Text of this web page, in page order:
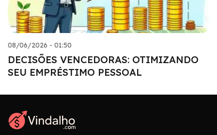
08/06/2026 - 01:50
DECISÕES VENCEDORAS: OTIMIZANDO
SEU EMPRÉSTIMO PESSOAL